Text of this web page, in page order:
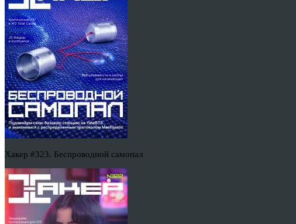
Хакер #323. Беспроводной самопал